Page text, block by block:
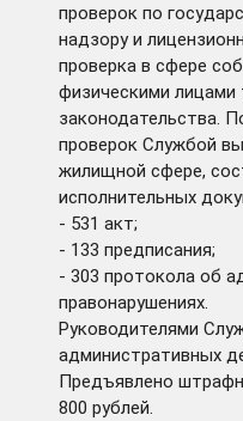
проверок по
надзору и
проверка в сфере
физическими
законодательства.
проверок Службой
жилищной сфере,
исполнительных
- 531 акт;
- 133 предписания;
- 303 протокола об
правонарушениях.
Руководителями
административных
Предъявлено
800 рублей.